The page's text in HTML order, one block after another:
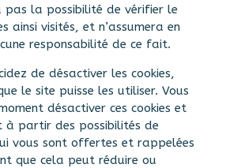
pas la possibilité de vérifier le
ainsi visités, et n’assumera en
responsabilité de ce fait.
de désactiver les cookies,
le site puisse les utiliser. Vous
désactiver ces cookies et
à partir des possibilités de
vous sont offertes et rappelées
que cela peut réduire ou